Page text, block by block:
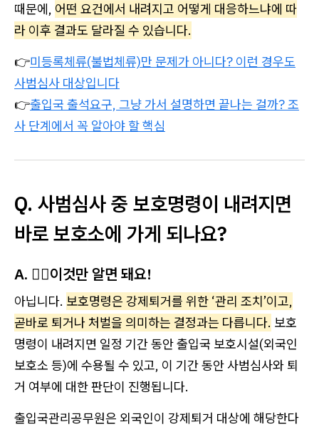
때문에, 어떤 요건에서 내려지고 어떻게 대응하느냐에 따
라 이후 결과도 달라질 수 있습니다.
👉미등록체류(불법체류)만 문제가 아니다? 이런 경우도
사범심사 대상입니다
👉출입국 출석요구, 그냥 가서 설명하면 끝나는 걸까? 조
사 단계에서 꼭 알아야 할 핵심
Q. 사범심사 중 보호명령이 내려지면
바로 보호소에 가게 되나요?
A. 💁‍♀️이것만 알면 돼요!
아닙니다. 보호명령은 강제퇴거를 위한 ‘관리 조치’이고,
곧바로 퇴거나 처벌을 의미하는 결정과는 다릅니다. 보호
명령이 내려지면 일정 기간 동안 출입국 보호시설(외국인
보호소 등)에 수용될 수 있고, 이 기간 동안 사범심사와 퇴
거 여부에 대한 판단이 진행됩니다.
출입국관리공무원은 외국인이 강제퇴거 대상에 해당한다